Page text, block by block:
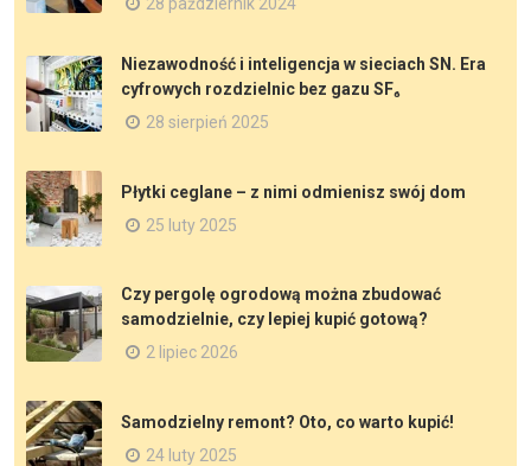
Niezawodność i inteligencja w sieciach SN. Era
cyfrowych rozdzielnic bez gazu SF₆
28 sierpień 2025
Płytki ceglane – z nimi odmienisz swój dom
25 luty 2025
Czy pergolę ogrodową można zbudować
samodzielnie, czy lepiej kupić gotową?
2 lipiec 2026
Samodzielny remont? Oto, co warto kupić!
24 luty 2025